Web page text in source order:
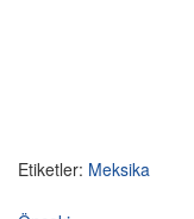
Etiketler: Meksika